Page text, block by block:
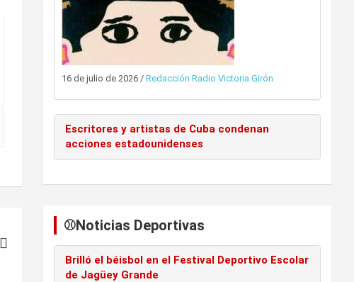
16 de julio de 2026 /Redacción Radio Victoria Girón
Escritores y artistas de Cuba condenan
acciones estadounidenses
⚾️Noticias Deportivas
Brilló el béisbol en el Festival Deportivo Escolar
de Jagüey Grande